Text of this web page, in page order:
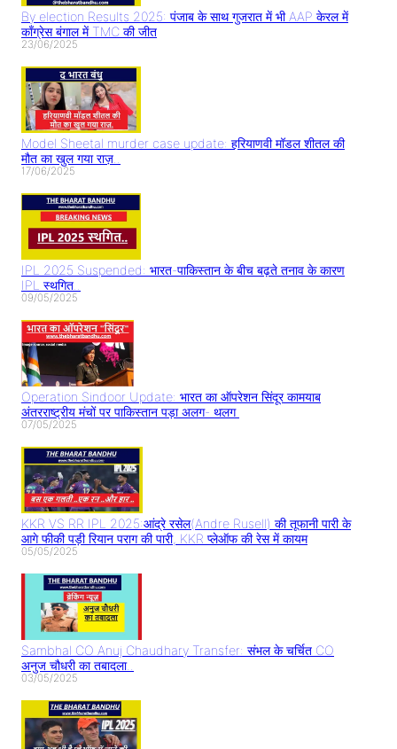
By election Results 2025: पंजाब के साथ गुजरात में भी AAP केरल में
काँग्रेस बंगाल में TMC की जीत
23/06/2025
Model Sheetal murder case update: हरियाणवी मॉडल शीतल की
मौत का खुल गया राज़..
17/06/2025
IPL 2025 Suspended: भारत-पाकिस्तान के बीच बढ़ते तनाव के कारण
IPL स्थगित..
09/05/2025
Operation Sindoor Update: भारत का ऑपरेशन सिंदूर कामयाब
अंतरराष्ट्रीय मंचों पर पाकिस्तान पड़ा अलग- थलग
07/05/2025
KKR VS RR IPL 2025:आंद्रे रसेल(Andre Rusell) की तूफानी पारी के
आगे फीकी पड़ी रियान पराग की पारी, KKR प्लेऑफ की रेस में कायम
05/05/2025
Sambhal CO Anuj Chaudhary Transfer: संभल के चर्चित CO
अनुज चौधरी का तबादला..
03/05/2025